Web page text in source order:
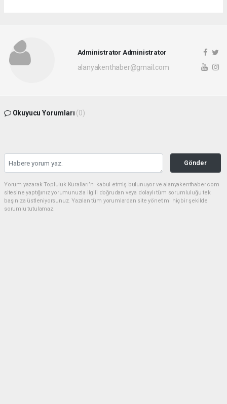
Administrator Administrator
alanyakenthaber@gmail.com
Okuyucu Yorumları (0)
Gönder
Yorum yazarak Topluluk Kuralları’nı kabul etmiş bulunuyor ve alanyakenthaber.com
sitesine yaptığınız yorumunuzla ilgili doğrudan veya dolaylı tüm sorumluluğu tek
başınıza üstleniyorsunuz. Yazılan tüm yorumlardan site yönetimi hiçbir şekilde
sorumlu tutulamaz.